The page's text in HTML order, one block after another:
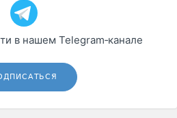
в нашем Telegram‑канале